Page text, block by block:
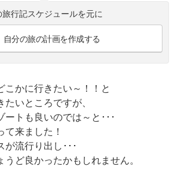
旅行記スケジュールを元に
自分の旅の計画を作成する
こかに行きたい～！！と
いところですが、
ートも良いのでは～と･･･
て来ました！
が流行り出し･･･
ど良かったかもしれません。